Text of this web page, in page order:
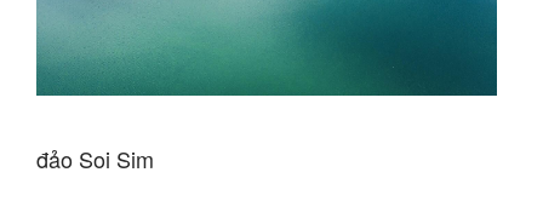
đảo Soi Sim